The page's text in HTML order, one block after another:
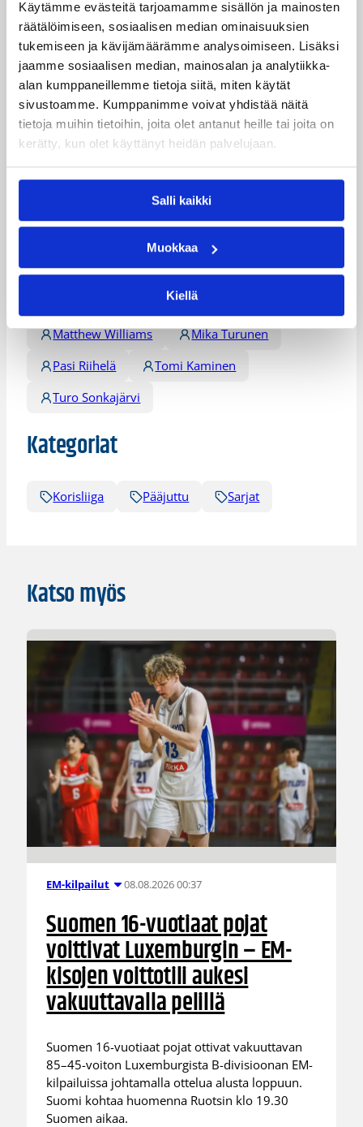
Käytämme evästeitä tarjoamamme sisällön ja mainosten
räätälöimiseen, sosiaalisen median ominaisuuksien
tukemiseen ja kävijämäärämme analysoimiseen. Lisäksi
jaamme sosiaalisen median, mainosalan ja analytiikka-
alan kumppaneillemme tietoja siitä, miten käytät
sivustoamme. Kumppanimme voivat yhdistää näitä
tietoja muihin tietoihin, joita olet antanut heille tai joita on
kerätty, kun olet käyttänyt heidän palvelujaan.
Salli kaikki
Muokkaa
Kiellä
– Penkkikomennus oli kova pala. Ei ollut helppoa istua
vaihtopenkille, kun kentällä pelattiin Suomen
mestaruudesta. Onneksi pojat hoitivat homman
hienosti kotiin.
– Täytin taannoin 30 vuotta ja tämä oli kyllä paras
mahdollinen lahja, päätti Riihelä.
Lisätietoja:/sarjat_tulokset/sparliiga/
23.04.2005
Chanan Colman
Matthew Williams
Mika Turunen
Pasi Riihelä
Tomi Kaminen
Turo Sonkajärvi
Kategoriat
Korisliiga Pääjuttu Sarjat
Katso myös
EM-kilpailut 08.08.2026 00:37
Suomen 16-vuotiaat pojat
voittivat Luxemburgin – EM-
kisojen voittotili aukesi
vakuuttavalla pelillä
Suomen 16-vuotiaat pojat ottivat vakuuttavan
85–45-voiton Luxemburgista B-divisioonan EM-
kilpailuissa johtamalla ottelua alusta loppuun.
Suomi kohtaa huomenna Ruotsin klo 19.30
Suomen aikaa.